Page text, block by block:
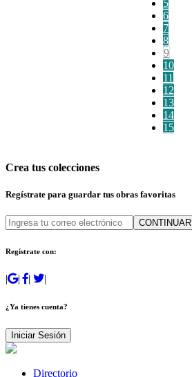
5
6
7
8
9
10
11
12
13
14
15
Crea tus colecciones
Regístrate para guardar tus obras favoritas
CONTINUAR
Regístrate con:
| | | |
¿Ya tienes cuenta?
Iniciar Sesión
Directorio